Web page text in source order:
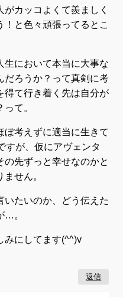
カッコよくて羨ましく
と色々頑張ってるとこ
生において本当に大事な
だろうか？って真剣に考
得て行き着く先は自分が
て。
ぼ考えずに適当に生きて
すが、仮にアヴェンタ
の先ずっと幸せなのかと
せん。
いたいのか、どう伝えた
…。
みにしてます(^^)v
返信